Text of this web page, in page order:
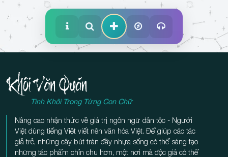
Tinh Khôi Trong Từng Con Chữ
Nâng cao nhận thức về giá trị ngôn ngữ dân tộc - Người
Việt dùng tiếng Việt viết nên văn hóa Việt. Để giúp các tác
giả trẻ, những cây bút tràn đầy nhựa sống có thể sáng tạo
những tác phẩm chỉn chu hơn, một nơi mà độc giả có thể